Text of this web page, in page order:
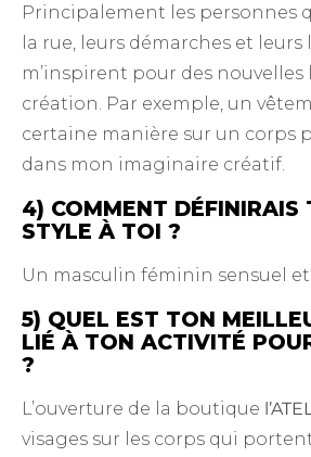
Principalement les personnes
la rue, leurs démarches et leurs
m’inspirent pour des nouvelles
création. Par exemple, un
certaine manière sur un corps
dans mon imaginaire créatif.
4) COMMENT DÉFINIRAIS
STYLE À TOI ?
Un masculin féminin sensuel et
5) QUEL EST TON
LIÉ À TON ACTIVITÉ
?
L’ouverture de la boutique
visages sur les corps qui